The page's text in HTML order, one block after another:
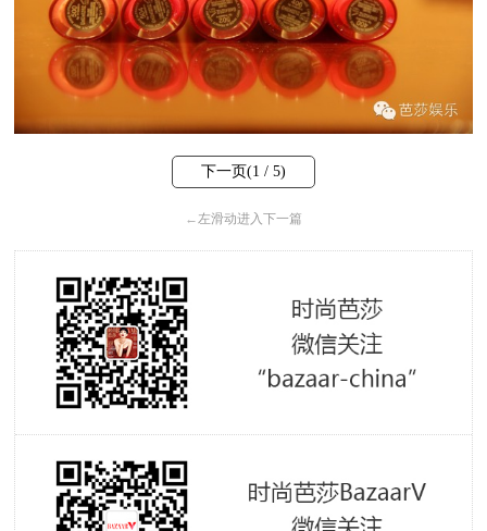
下一页(1 / 5)
←左滑动进入下一篇